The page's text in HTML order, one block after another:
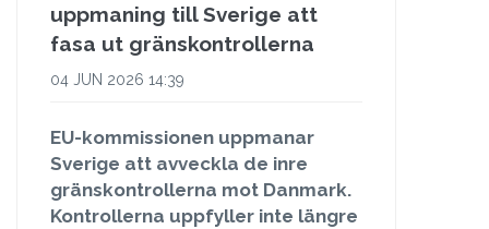
uppmaning till Sverige att
fasa ut gränskontrollerna
04 JUN 2026 14:39
EU-kommissionen uppmanar
Sverige att avveckla de inre
gränskontrollerna mot Danmark.
Kontrollerna uppfyller inte längre